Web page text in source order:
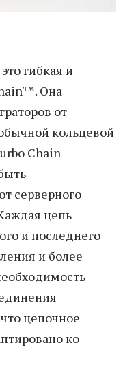
гибкая и
Она
от
кольцевой
Chain
серверного
цепь
и последнего
и более
цепочное
ко